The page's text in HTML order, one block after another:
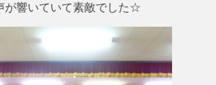
が響いていて素敵でした☆